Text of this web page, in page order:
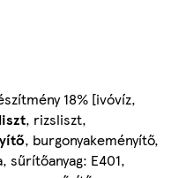
18% [ivóvíz,
, rizsliszt,
, burgonyakeményítő,
E401,